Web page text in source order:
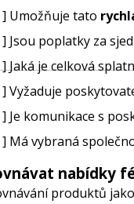
Umožňuje tato
Jsou poplatky za
Jaká je celková
Vyžaduje
Je komunikace s
Má vybraná
nabídky
produktů